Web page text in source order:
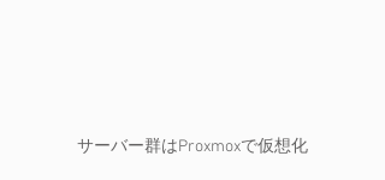
サーバー群はProxmoxで仮想化